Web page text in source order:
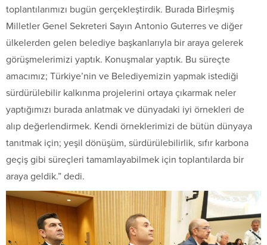
toplantılarımızı bugün gerçekleştirdik. Burada Birleşmiş
Milletler Genel Sekreteri Sayın Antonio Guterres ve diğer
ülkelerden gelen belediye başkanlarıyla bir araya gelerek
görüşmelerimizi yaptık. Konuşmalar yaptık. Bu süreçte
amacımız; Türkiye’nin ve Belediyemizin yapmak istediği
sürdürülebilir kalkınma projelerini ortaya çıkarmak neler
yaptığımızı burada anlatmak ve dünyadaki iyi örnekleri de
alıp değerlendirmek. Kendi örneklerimizi de bütün dünyaya
tanıtmak için; yeşil dönüşüm, sürdürülebilirlik, sıfır karbona
geçiş gibi süreçleri tamamlayabilmek için toplantılarda bir
araya geldik.” dedi.